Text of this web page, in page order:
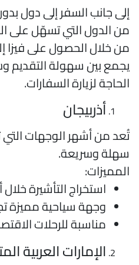
جانب السفر إلى دول بدون
الدول التي تسهّل على
خلال الحصول على فيزا
بين سهولة التقديم
لزيارة السفارات.
أذربيجان
من أشهر الوجهات التي
وسريعة.
استخراج التأشيرة خلال
وجهة سياحية مميزة
مناسبة للرحلات
الإمارات العربية